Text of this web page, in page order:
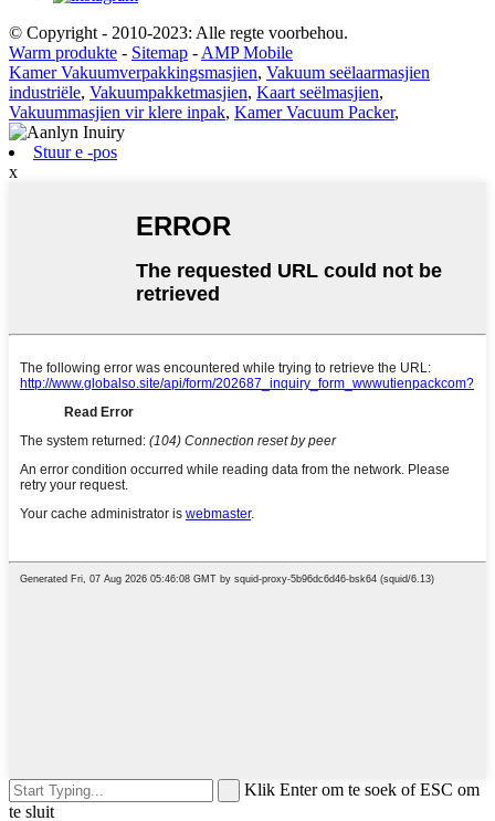
© Copyright - 2010-2023: Alle regte voorbehou.
Warm produkte - Sitemap -AMP Mobile
Kamer Vakuumverpakkingsmasjien, Vakuum seëlaarmasjien
industriële, Vakuumpakketmasjien, Kaart seëlmasjien,
Vakuummasjien vir klere inpak, Kamer Vacuum Packer,
Stuur e -pos
x
Klik Enter om te soek of ESC om
te sluit